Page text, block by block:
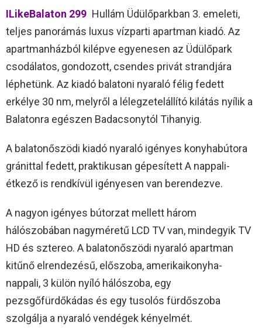
ILikeBalaton 299 Hullám Üdülőparkban 3. emeleti,
teljes panorámás luxus vízparti apartman kiadó. Az
apartmanházból kilépve egyenesen az Üdülőpark
csodálatos, gondozott, csendes privát strandjára
léphetünk. Az kiadó balatoni nyaraló félig fedett
erkélye 30 nm, melyről a lélegzetelállító kilátás nyílik a
Balatonra egészen Badacsonytól Tihanyig.
A balatonőszödi kiadó nyaraló igényes konyhabútora
gránittal fedett, praktikusan gépesített A nappali-
étkező is rendkívül igényesen van berendezve.
A nagyon igényes bútorzat mellett három
hálószobában nagyméretű LCD TV van, mindegyik TV
HD és sztereo. A balatonőszödi nyaraló apartman
kitűnő elrendezésű, előszoba, amerikaikonyha-
nappali, 3 külön nyíló hálószoba, egy
pezsgőfürdőkádas és egy tusolós fürdőszoba
szolgálja a nyaraló vendégek kényelmét.